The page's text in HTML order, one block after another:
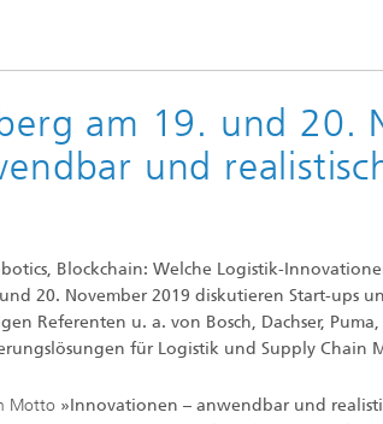
am 19. und 20.
und
Blockchain: Welche Logistik-
20. November 2019 diskutieren Start-ups
Referenten u. a. von Bosch, Dachser,
für Logistik und Supply Chain
Motto »Innovationen – anwendbar und